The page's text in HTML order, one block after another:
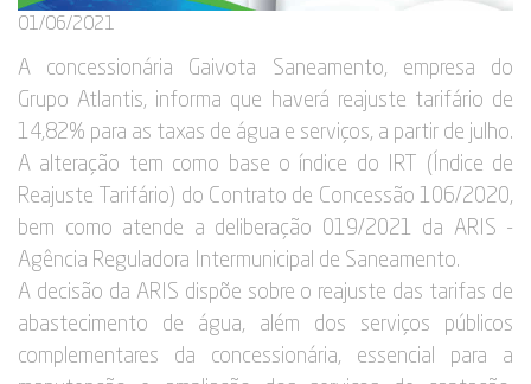
01/06/2021
A concessionária Gaivota Saneamento, empresa do
Grupo Atlantis, informa que haverá reajuste tarifário de
14,82% para as taxas de água e serviços, a partir de julho.
A alteração tem como base o índice do IRT (Índice de
Reajuste Tarifário) do Contrato de Concessão 106/2020,
bem como atende a deliberação 019/2021 da ARIS -
Agência Reguladora Intermunicipal de Saneamento.
A decisão da ARIS dispõe sobre o reajuste das tarifas de
abastecimento de água, além dos serviços públicos
complementares da concessionária, essencial para a